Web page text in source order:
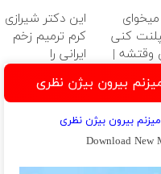
رو از
نده!
قیمت بخر!😉
میخوای
کنی
وقتشه |
تومان!!!
این دکتر شیرازی
کرم ترمیم زخم
ایرانی را
بیرون بیژن نظری
بیرون بیژن نظری
Download New